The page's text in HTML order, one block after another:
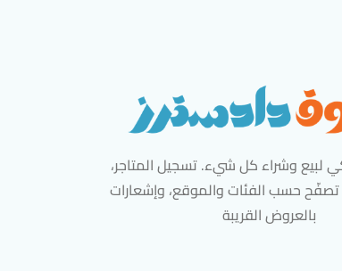
وشراء كل شيء. تسجيل المتاجر،
تصفّح حسب الفئات والموقع، وإشعارات
بالعروض القريبة